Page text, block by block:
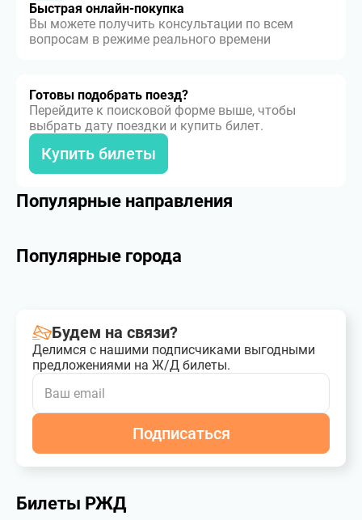
Быстрая онлайн-покупка
Вы можете получить консультации по всем
вопросам в режиме реального времени
Готовы подобрать поезд?
Перейдите к поисковой форме выше, чтобы
выбрать дату поездки и купить билет.
Купить билеты
Популярные направления
Популярные города
Будем на связи?
Делимся с нашими подписчиками выгодными
предложениями на Ж/Д билеты.
Подписаться
Билеты РЖД